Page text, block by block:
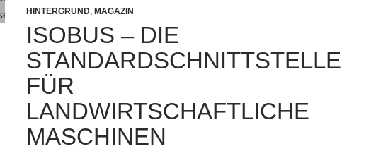
HINTERGRUND, MAGAZIN
ISOBUS – DIE
STANDARDSCHNITTSTELLE
FÜR
LANDWIRTSCHAFTLICHE
MASCHINEN